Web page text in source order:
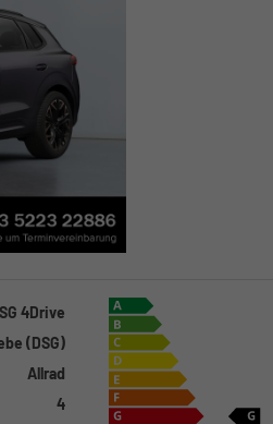
4Drive
(DSG)
Allrad
4